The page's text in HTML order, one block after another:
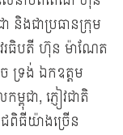
និងជាប្រធានក្រុម
វរធិបតី ហ៊ុន ម៉ាណែត
ច ទ្រង់ ឯកឧត្តម
ម្ពុជា, ភ្ញៀវជាតិ
ពិធីយ៉ាងច្រើន